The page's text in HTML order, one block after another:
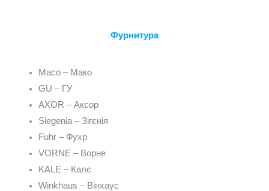
Фурнитура
Maco – Мако
GU – ГУ
AXOR – Аксор
Siegenia – Зігєнія
Fuhr – Фухр
VORNE – Ворне
KALE – Калє
Winkhaus – Вінхаус